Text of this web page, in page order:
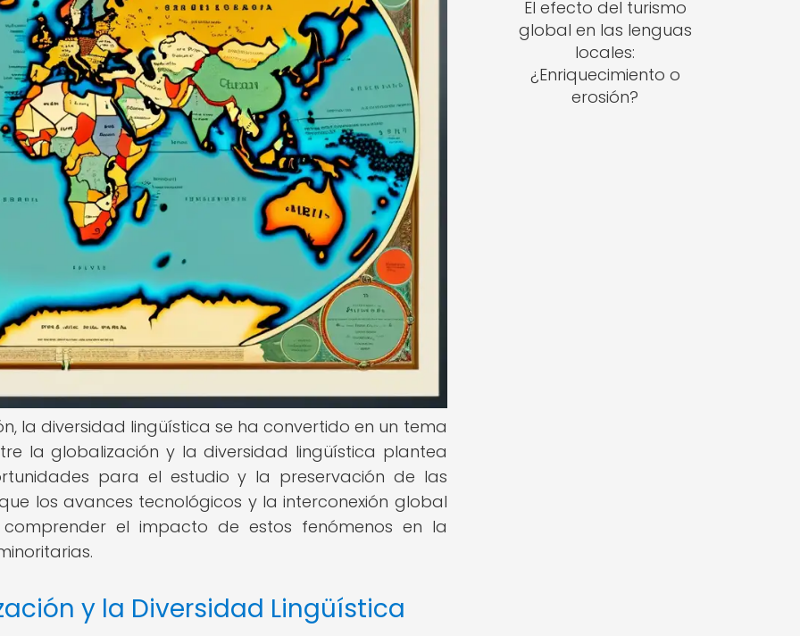
la diversidad lingüística se ha convertido en un tema
la globalización y la diversidad lingüística plantea
para el estudio y la preservación de las
los avances tecnológicos y la interconexión global
comprender el impacto de estos fenómenos en la
y la Diversidad Lingüística
El efecto del turismo
global en las lenguas
locales:
¿Enriquecimiento o
erosión?